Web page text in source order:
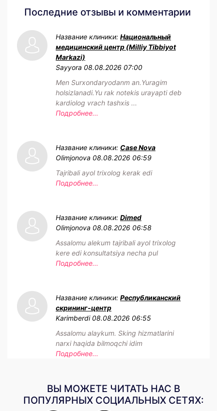
Последние отзывы и комментарии
Название клиники: Национальный
медицинский центр (Milliy Tibbiyot
Markazi)
Sayyora 08.08.2026 07:00
Men Surxondaryodanm an.Yuragim
holsizlanadi.Yu rak notekis urayapti deb
kardiolog vrach tashxis ...
Подробнее...
Название клиники: Case Nova
Olimjonova 08.08.2026 06:59
Tajribali ayol trixolog kerak edi
Подробнее...
Название клиники: Dimed
Olimjonova 08.08.2026 06:58
Assalomu alekum tajribali ayol trixolog
kere edi konsultatsiya necha pul
Подробнее...
Название клиники: Республиканский
скрининг-центр
Karimberdi 08.08.2026 06:55
Assalomu alaykum. Sking hizmatlarini
narxi haqida bilmoqchi idim
Подробнее...
ВЫ МОЖЕТЕ ЧИТАТЬ НАС В
ПОПУЛЯРНЫХ СОЦИАЛЬНЫХ СЕТЯХ: